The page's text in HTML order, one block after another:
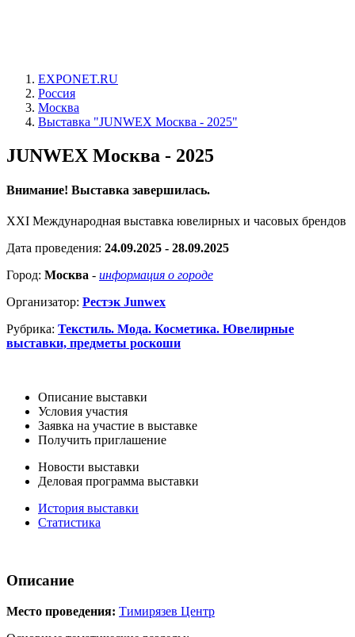
EXPONET.RU
Россия
Москва
Выставка "JUNWEX Москва - 2025"
JUNWEX Москва - 2025
Внимание! Выставка завершилась.
XXI Международная выставка ювелирных и часовых брендов
Дата проведения: 24.09.2025 - 28.09.2025
Город: Москва - информация о городе
Организатор: Рестэк Junwex
Рубрика: Текстиль. Мода. Косметика. Ювелирные
выставки, предметы роскоши
Описание выставки
Условия участия
Заявка на участие в выставке
Получить приглашение
Новости выставки
Деловая программа выставки
История выставки
Статистика
Описание
Место проведения: Тимирязев Центр